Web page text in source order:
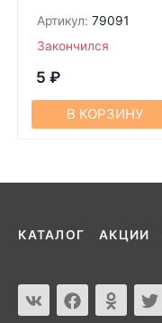
Артикул: 79091
Закончился
5 ₽
В КОРЗИНУ
КАТАЛОГ АКЦИИ